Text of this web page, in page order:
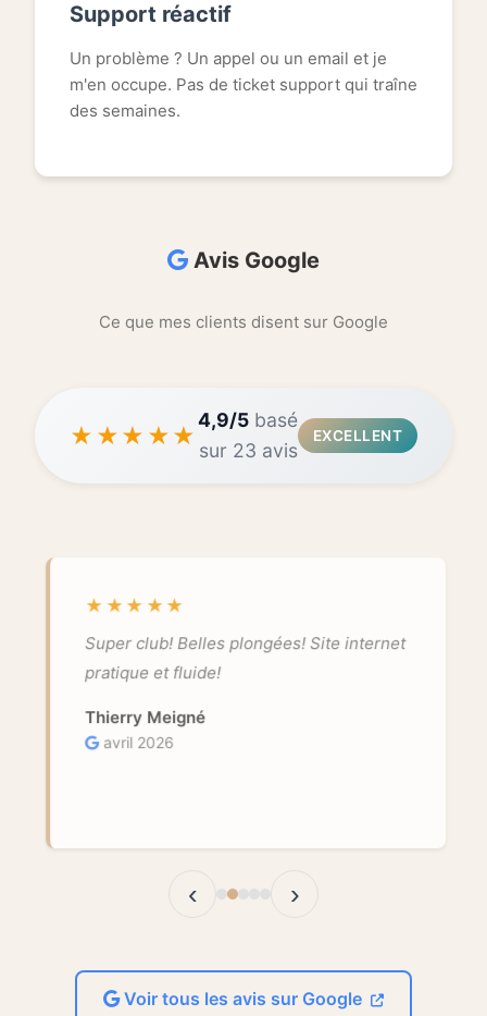
Support réactif
Un problème ? Un appel ou un email et je
m'en occupe. Pas de ticket support qui traîne
des semaines.
Avis Google
Ce que mes clients disent sur Google
★★★★★
4,9/5 basé
sur 23 avis
EXCELLENT
★★★★★
Super club! Belles plongées! Site internet
pratique et fluide!
Thierry Meigné
avril 2026
‹ ›
Voir tous les avis sur Google